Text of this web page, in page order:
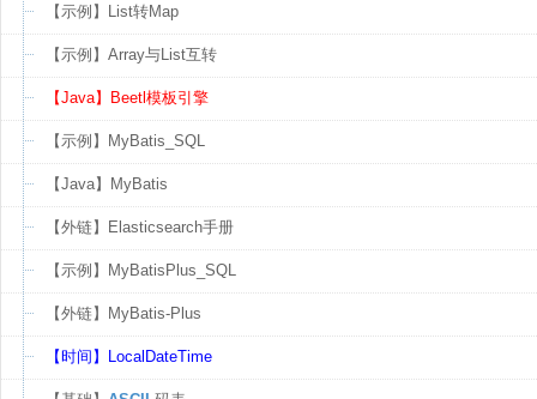
【示例】List转Map
【示例】Array与List互转
【Java】Beetl模板引擎
【示例】MyBatis_SQL
【Java】MyBatis
【外链】Elasticsearch手册
【示例】MyBatisPlus_SQL
【外链】MyBatis-Plus
【时间】LocalDateTime